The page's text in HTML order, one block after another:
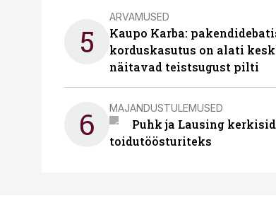
5
ARVAMUSED
Kaupo Karba:
korduskasutus on alati
näitavad teistsugust pilti
6 MAJANDUSTULEMUSED
Puhk ja Lausing
toidutöösturiteks